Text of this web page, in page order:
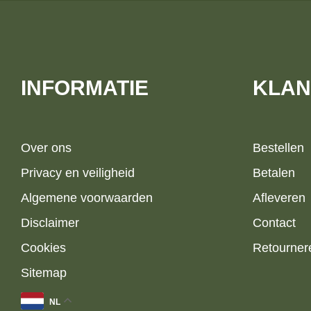
INFORMATIE
Over ons
Privacy en veiligheid
Algemene voorwaarden
Disclaimer
Cookies
Sitemap
NL
Bestellen
Betalen
Afleveren
Contact